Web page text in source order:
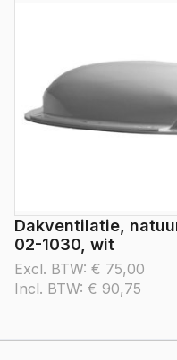
Dakventilatie,
02-1030, wit
Excl. BTW: € 75,00
Incl. BTW: € 90,75